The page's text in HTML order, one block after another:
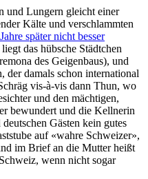
und Lungern gleicht einer
Kälte und verschlammten
später nicht besser
das hübsche Städtchen
des Geigenbaus), und
der damals schon international
vis-à-vis dann Thun, wo
und den mächtigen,
bewundert und die Kellnerin
Gästen kein gutes
auf «wahre Schweizer»,
im Brief an die Mutter heißt
wenn nicht sogar